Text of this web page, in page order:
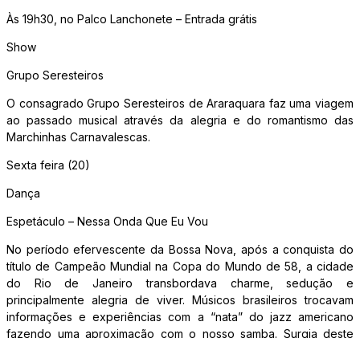
Às 19h30, no Palco Lanchonete – Entrada grátis
Show
Grupo Seresteiros
O consagrado Grupo Seresteiros de Araraquara faz uma viagem
ao passado musical através da alegria e do romantismo das
Marchinhas Carnavalescas.
Sexta feira (20)
Dança
Espetáculo – Nessa Onda Que Eu Vou
No período efervescente da Bossa Nova, após a conquista do
título de Campeão Mundial na Copa do Mundo de 58, a cidade
do Rio de Janeiro transbordava charme, sedução e
principalmente alegria de viver. Músicos brasileiros trocavam
informações e experiências com a “nata” do jazz americano
fazendo uma aproximação com o nosso samba. Surgia deste